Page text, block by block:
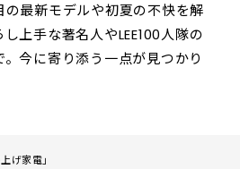
最新モデルや初夏の不快を解
上手な著名人やLEE100人隊の
今に寄り添う一点が見つかり
げ家電」